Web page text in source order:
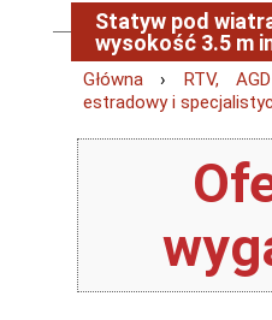
Statyw pod
wysokość 3.5 m
Główna › RTV,
estradowy i